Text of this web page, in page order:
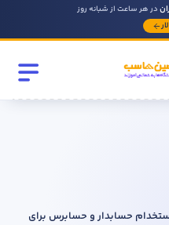
در هر ساعت از شبانه روز
حسابدار و حسابرس برای